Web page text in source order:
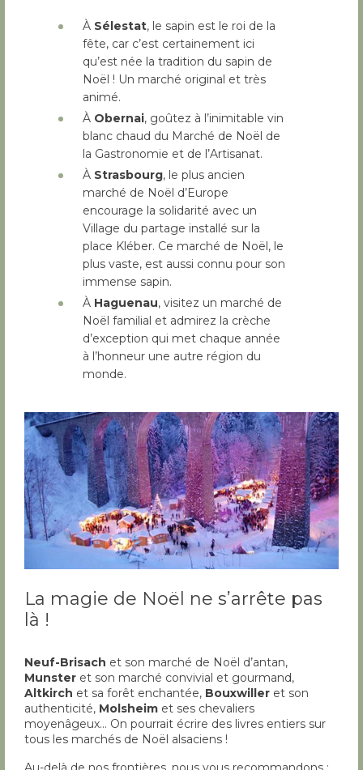
À Sélestat, le sapin est le roi de la
fête, car c’est certainement ici
qu’est née la tradition du sapin de
Noël ! Un marché original et très
animé.
À Obernai, goûtez à l’inimitable vin
blanc chaud du Marché de Noël de
la Gastronomie et de l’Artisanat.
À Strasbourg, le plus ancien
marché de Noël d’Europe
encourage la solidarité avec un
Village du partage installé sur la
place Kléber. Ce marché de Noël, le
plus vaste, est aussi connu pour son
immense sapin.
À Haguenau, visitez un marché de
Noël familial et admirez la crèche
d’exception qui met chaque année
à l’honneur une autre région du
monde.
La magie de Noël ne s’arrête pas
là !
Neuf-Brisach et son marché de Noël d’antan,
Munster et son marché convivial et gourmand,
Altkirch et sa forêt enchantée, Bouxwiller et son
authenticité, Molsheim et ses chevaliers
moyenâgeux… On pourrait écrire des livres entiers sur
tous les marchés de Noël alsaciens !